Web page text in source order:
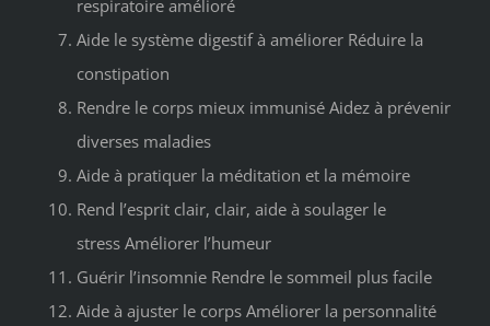
respiratoire amélioré
Aide le système digestif à améliorer Réduire la
constipation
Rendre le corps mieux immunisé Aidez à prévenir
diverses maladies
Aide à pratiquer la méditation et la mémoire
Rend l’esprit clair, clair, aide à soulager le
stress Améliorer l’humeur
Guérir l’insomnie Rendre le sommeil plus facile
Aide à ajuster le corps Améliorer la personnalité